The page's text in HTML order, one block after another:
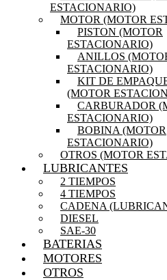
ESTACIONARIO)
MOTOR (MOTOR
PISTON (MOTOR
ESTACIONARIO)
ANILLOS
ESTACIONARIO)
KIT DE
(MOTOR
CARBURADOR
ESTACIONARIO)
BOBINA (MOTOR
ESTACIONARIO)
OTROS (MOTOR
LUBRICANTES
2 TIEMPOS
4 TIEMPOS
CADENA
DIESEL
SAE-30
BATERIAS
MOTORES
OTROS